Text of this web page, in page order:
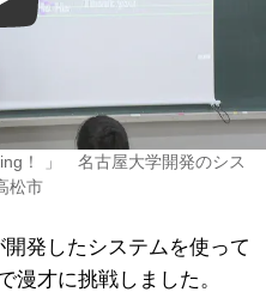
！ 」 名古屋大学開発のシス
松市
発したシステムを使って
漫才に挑戦しました。